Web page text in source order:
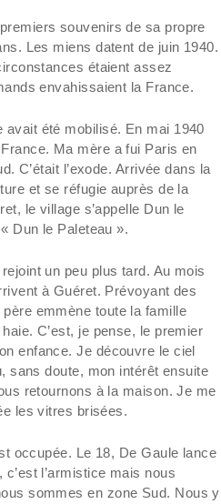
souvenirs de sa propre
Les miens datent de juin 1940.
étaient assez
envahissaient la France.
avait été mobilisé. En mai 1940
Ma mère a fui Paris en
C’était l’exode. Arrivée dans la
et se réfugie auprès de la
le village s’appelle Dun le
Dun le Paleteau ».
un peu plus tard. Au mois
à Guéret. Prévoyant des
emmène toute la famille
C’est, je pense, le premier
enfance. Je découvre le ciel
sans doute, mon intérêt ensuite
retournons à la maison. Je me
les vitres brisées.
occupée. Le 18, De Gaule lance
l’armistice mais nous
sommes en zone Sud. Nous y